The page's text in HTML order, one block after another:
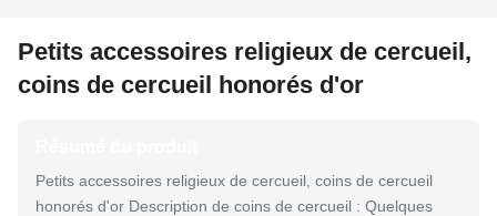
Petits accessoires religieux de cercueil,
coins de cercueil honorés d'or
Petits accessoires religieux de cercueil, coins de cercueil
honorés d'or Description de coins de cercueil : Quelques